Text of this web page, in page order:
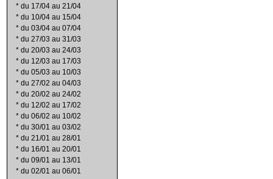
* du 17/04 au 21/04
* du 10/04 au 15/04
* du 03/04 au 07/04
* du 27/03 au 31/03
* du 20/03 au 24/03
* du 12/03 au 17/03
* du 05/03 au 10/03
* du 27/02 au 04/03
* du 20/02 au 24/02
* du 12/02 au 17/02
* du 06/02 au 10/02
* du 30/01 au 03/02
* du 21/01 au 28/01
* du 16/01 au 20/01
* du 09/01 au 13/01
* du 02/01 au 06/01